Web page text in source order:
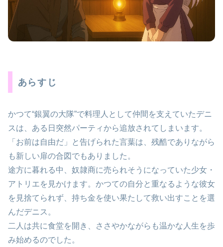
あらすじ
かつて“銀翼の大隊”で料理人として仲間を支えていたデニ
スは、ある日突然パーティから追放されてしまいます。
「お前は自由だ」と告げられた言葉は、残酷でありながら
も新しい扉の合図でもありました。
途方に暮れる中、奴隷商に売られそうになっていた少女・
アトリエを見かけます。かつての自分と重なるような彼女
を見捨てられず、持ち金を使い果たして救い出すことを選
んだデニス。
二人は共に食堂を開き、ささやかながらも温かな人生を歩
み始めるのでした。